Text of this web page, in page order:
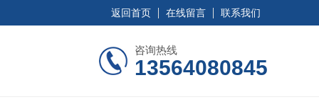
返回首页 在线留言 联系我们
咨询热线
13564080845